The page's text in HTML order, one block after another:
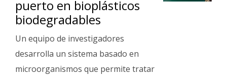
puerto en bioplásticos
biodegradables
Un equipo de investigadores
desarrolla un sistema basado en
microorganismos que permite tratar